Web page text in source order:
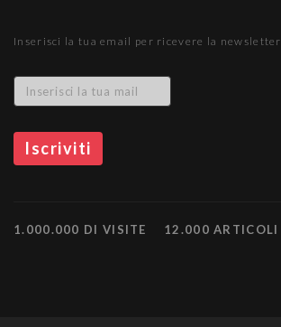
Inserisci la tua email per ricevere la newsletter
1.000.000 DI VISITE 12.000 ARTICOLI